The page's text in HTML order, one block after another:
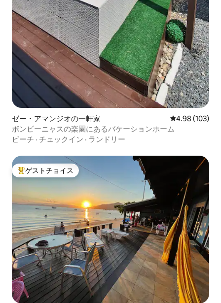
ゼー・アマンジオの一軒家 レビュー103
4.98 (103)
ボンビーニャスの楽園にあるバケーションホーム
ビーチ · チェックイン · ランドリー
大好評のゲストチョイスです。
ゲストチョイス